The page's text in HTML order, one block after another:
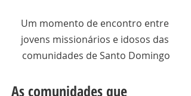
Um momento de encontro entre
jovens missionários e idosos das
comunidades de Santo Domingo
As comunidades que